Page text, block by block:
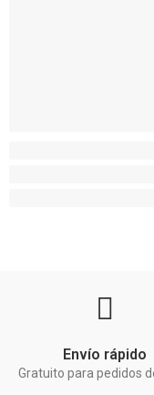
Envío rápido
Gratuito para pedidos